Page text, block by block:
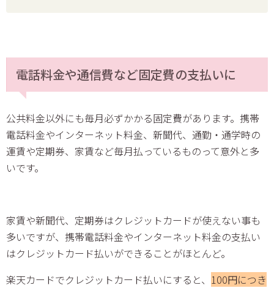
電話料金や通信費など固定費の支払いに
公共料金以外にも毎月必ずかかる固定費があります。携帯
電話料金やインターネット料金、新聞代、通勤・通学時の
運賃や定期券、家賃など毎月払っているものって意外と多
いです。
家賃や新聞代、定期券はクレジットカードが使えない事も
多いですが、携帯電話料金やインターネット料金の支払い
はクレジットカード払いができることがほとんど。
楽天カードでクレジットカード払いにすると、 100円につき